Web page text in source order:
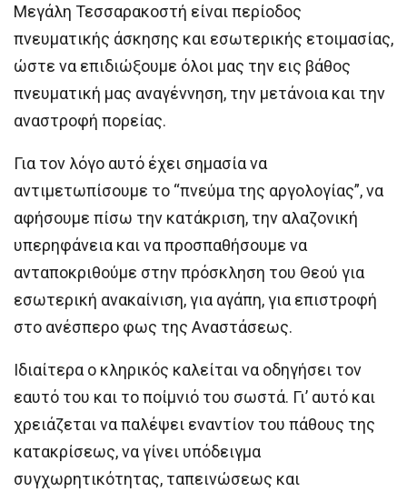
Μεγάλη Τεσσαρακοστή είναι περίοδος
πνευματικής άσκησης και εσωτερικής ετοιμασίας,
ώστε να επιδιώξουμε όλοι μας την εις βάθος
πνευματική μας αναγέννηση, την μετάνοια και την
αναστροφή πορείας.
Για τον λόγο αυτό έχει σημασία να
αντιμετωπίσουμε το “πνεύμα της αργολογίας”, να
αφήσουμε πίσω την κατάκριση, την αλαζονική
υπερηφάνεια και να προσπαθήσουμε να
ανταποκριθούμε στην πρόσκληση του Θεού για
εσωτερική ανακαίνιση, για αγάπη, για επιστροφή
στο ανέσπερο φως της Αναστάσεως.
Ιδιαίτερα ο κληρικός καλείται να οδηγήσει τον
εαυτό του και το ποίμνιό του σωστά. Γι’ αυτό και
χρειάζεται να παλέψει εναντίον του πάθους της
κατακρίσεως, να γίνει υπόδειγμα
συγχωρητικότητας, ταπεινώσεως και